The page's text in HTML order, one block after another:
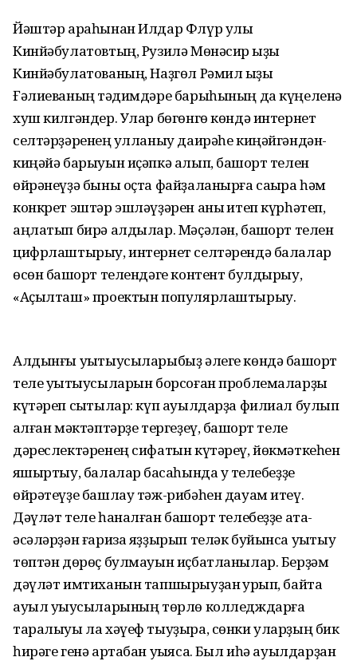
Йәштәр араһынан Илдар Флүр улы
Кинйәбулатовтың, Рузилә Мөнәсир ҡыҙы
Кинйәбулатованың, Наҙгөл Рәмил ҡыҙы
Ғәлиеваның тәҡдимдәре барыһының да күңеленә
хуш килгәндер. Улар бөгөнгө көндә интернет
селтәрҙәренең ҡулланыу даирәһе киңәйгәндән-
киңәйә барыуын иҫәпкә алып, башҡорт телен
өйрәнеүҙә быны оҫта файҙаланырға саҡыра һәм
конкрет эштәр эшләүҙәрен аныҡ итеп күрһәтеп,
аңлатып бирә алдылар. Мәҫәлән, башҡорт телен
цифрлаштырыу, интернет селтәрендә балалар
өсөн башҡорт телендәге контент булдырыу,
«Аҫылташ» проектын популярлаштырыу.
Алдынғы уҡытыусыларыбыҙ әлеге көндә башҡорт
теле уҡытыусыларын борсоған проблемаларҙы
күтәреп сыҡтылар: күп ауылдарҙа филиал булып
ҡалған мәктәптәрҙе тергеҙеү, башҡорт теле
дәреслектәренең сифатын күтәреү, йөкмәткеһен
яҡшыртыу, балалар баҡсаһында уҡ телебеҙҙе
өйрәтеүҙе башлау тәж-рибәһен дауам итеү.
Дәүләт теле һаналған башҡорт телебеҙҙе ата-
әсәләрҙән ғариза яҙҙырып теләк буйынса уҡытыу
төптән дөрөҫ булмауын иҫбатланылар. Берҙәм
дәүләт имтиханын тапшырыуҙан ҡурҡып, байтаҡ
ауыл уҡыусыларының төрлө колледждарға
таралыуы ла хәүеф тыуҙыра, сөнки уларҙың бик
һирәге генә артабан уҡыясаҡ. Был иһә ауылдарҙан